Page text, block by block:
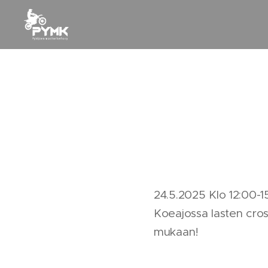
24.5.2025 Klo 12:00-
Koeajossa lasten
mukaan! 🔥